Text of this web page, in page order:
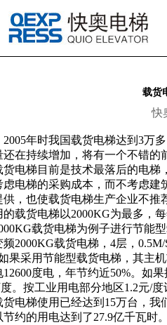
载货
快
年时我国载货电梯达到3万
还在持续增加，将有一个不错的
电梯目前是技术最落后的电梯
虑电梯的采购成本，而不考虑
供，也使载货电梯生产企业不
载货电梯以2000KG为最多，
载货电梯为例子进行节能
2000KG载货电梯，4层，
果采用节能型载货电梯，其主
12600度电，年节约近50%。如
度。按工业用电部分地区1.2元/
电梯使用已经达到15万台，我
节约的用电达到了27.9亿千瓦时